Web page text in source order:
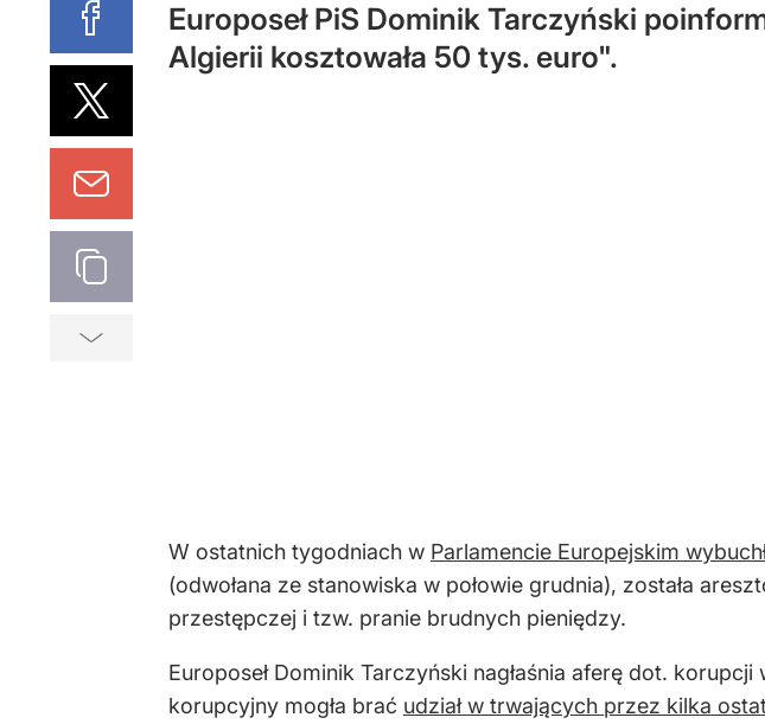
Europoseł PiS Dominik Tarczyński
Algierii kosztowała 50 tys. euro".
W ostatnich tygodniach w Parlamencie Europejskim
(odwołana ze stanowiska w połowie grudnia), została
przestępczej i tzw. pranie brudnych pieniędzy.
Europoseł Dominik Tarczyński nagłaśnia aferę dot.
korupcyjny mogła brać udział w trwających przez kilka